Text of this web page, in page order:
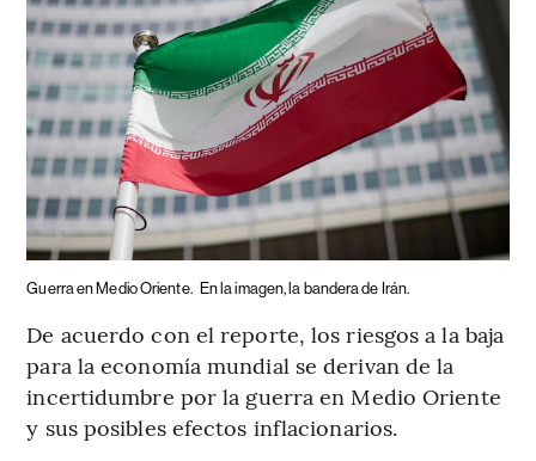
Guerra en Medio Oriente. En la imagen, la bandera de Irán.
De acuerdo con el reporte, los riesgos a la baja
para la economía mundial se derivan de la
incertidumbre por la guerra en Medio Oriente
y sus posibles efectos inflacionarios.